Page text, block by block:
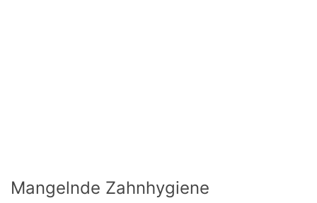
Mangelnde Zahnhygiene